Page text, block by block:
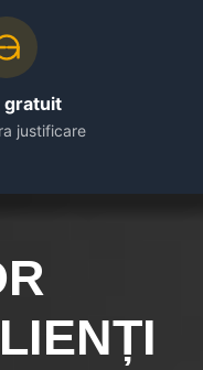
gratuit
justificare